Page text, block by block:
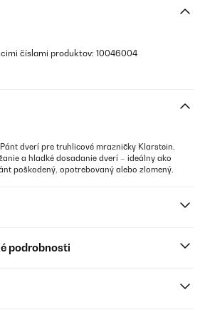
číslami produktov: 10046004
dverí pre truhlicové mrazničky Klarstein.
a hladké dosadanie dverí – ideálny ako
poškodený, opotrebovaný alebo zlomený.
podrobnosti